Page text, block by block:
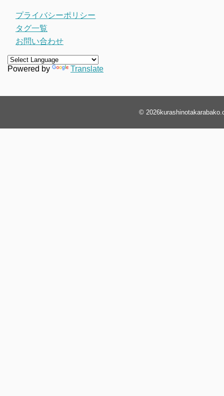
プライバシーポリシー
タグ一覧
お問い合わせ
Powered by Translate
© 2026